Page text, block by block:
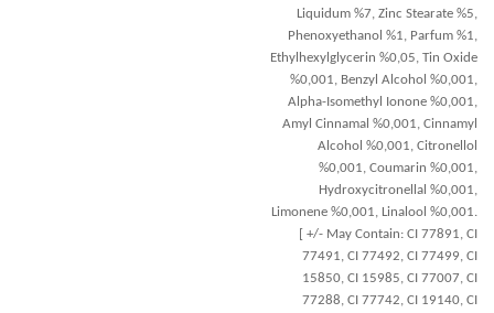
Liquidum %7, Zinc Stearate %5,
Phenoxyethanol %1, Parfum %1,
Ethylhexylglycerin %0,05, Tin Oxide
%0,001, Benzyl Alcohol %0,001,
Alpha-Isomethyl Ionone %0,001,
Amyl Cinnamal %0,001, Cinnamyl
Alcohol %0,001, Citronellol
%0,001, Coumarin %0,001,
Hydroxycitronellal %0,001,
Limonene %0,001, Linalool %0,001.
[ +/- May Contain: CI 77891, CI
77491, CI 77492, CI 77499, CI
15850, CI 15985, CI 77007, CI
77288, CI 77742, CI 19140, CI